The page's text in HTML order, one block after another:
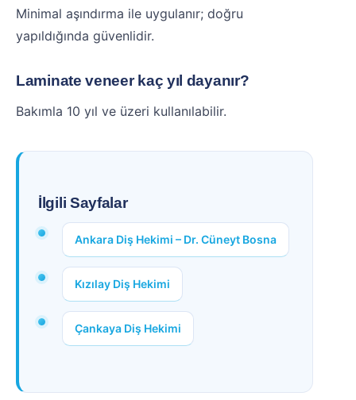
Minimal aşındırma ile uygulanır; doğru
yapıldığında güvenlidir.
Laminate veneer kaç yıl dayanır?
Bakımla 10 yıl ve üzeri kullanılabilir.
İlgili Sayfalar
Ankara Diş Hekimi – Dr. Cüneyt Bosna
Kızılay Diş Hekimi
Çankaya Diş Hekimi